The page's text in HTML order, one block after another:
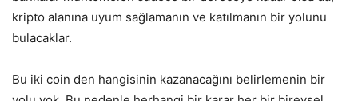
kripto alanına uyum sağlamanın ve katılmanın bir yolunu
bulacaklar.
Bu iki coin den hangisinin kazanacağını belirlemenin bir